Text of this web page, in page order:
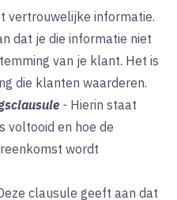
vertrouwelijke informatie.
dat je die informatie niet
van je klant. Het is
die klanten waarderen.
- Hierin staat
voltooid en hoe de
wordt
clausule geeft aan dat